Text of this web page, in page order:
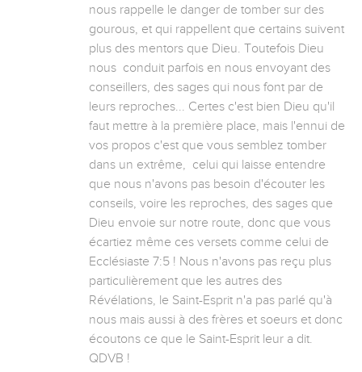
nous rappelle le danger de tomber sur des
gourous, et qui rappellent que certains suivent
plus des mentors que Dieu. Toutefois Dieu
nous  conduit parfois en nous envoyant des
conseillers, des sages qui nous font par de
leurs reproches... Certes c'est bien Dieu qu'il
faut mettre à la première place, mais l'ennui de
vos propos c'est que vous semblez tomber
dans un extrême,  celui qui laisse entendre
que nous n'avons pas besoin d'écouter les
conseils, voire les reproches, des sages que
Dieu envoie sur notre route, donc que vous
écartiez même ces versets comme celui de
Ecclésiaste 7:5 ! Nous n'avons pas reçu plus
particulièrement que les autres des
Révélations, le Saint-Esprit n'a pas parlé qu'à
nous mais aussi à des frères et soeurs et donc
écoutons ce que le Saint-Esprit leur a dit.
QDVB !